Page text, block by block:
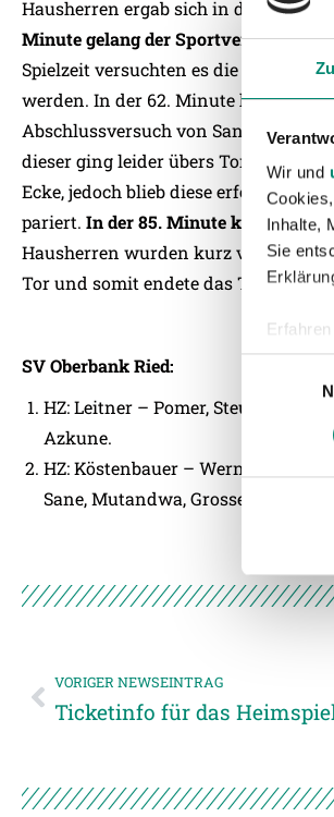
Wir und
Inhalte,
Sie
und die
Weitere
Hausherren ergab sich in der 49.
Minute gelang der Sportvereinigung
Spielzeit versuchten es die Welser
werden. In der 62. Minute hatten die
Abschlussversuch von Sané, der
dieser ging leider übers Tor. In der
Ecke, jedoch blieb diese erfolglos.
pariert. In der 85. Minute konnte die
Hausherren wurden kurz vor dem
Tor und somit endete das Testspiel
SV Oberbank Ried:
HZ: Leitner – Pomer, Steurer,
Azkune.
HZ: Köstenbauer – Wernitznig,
Sane, Mutandwa, Grosse.
VORIGER NEWSEINTRAG
Ticketinfo für das